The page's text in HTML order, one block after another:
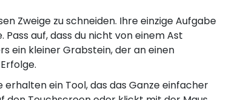
Zweige zu schneiden. Ihre einzige Aufgabe
auf, dass du nicht von einem Ast
ein kleiner Grabstein, der an einen
ein Tool, das das Ganze einfacher